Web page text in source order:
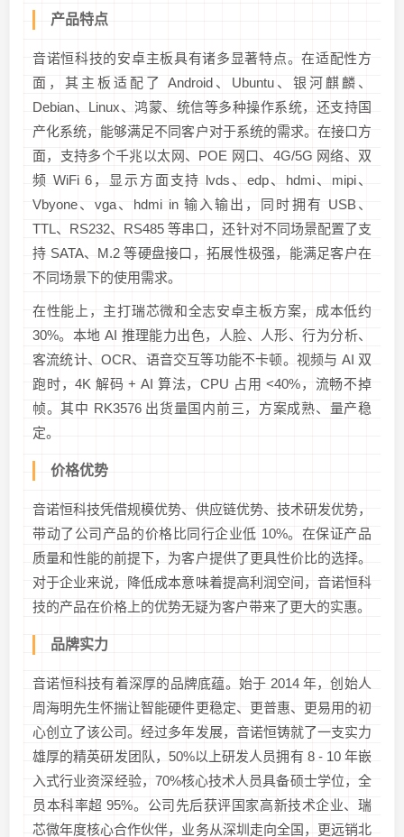
产品特点
音诺恒科技的安卓主板具有诸多显著特点。在适配性方
面，其主板适配了 Android、Ubuntu、银河麒麟、
Debian、Linux、鸿蒙、统信等多种操作系统，还支持国
产化系统，能够满足不同客户对于系统的需求。在接口方
面，支持多个千兆以太网、POE 网口、4G/5G 网络、双
频 WiFi 6，显示方面支持 lvds、edp、hdmi、mipi、
Vbyone、vga、hdmi in 输入输出，同时拥有 USB、
TTL、RS232、RS485 等串口，还针对不同场景配置了支
持 SATA、M.2 等硬盘接口，拓展性极强，能满足客户在
不同场景下的使用需求。
在性能上，主打瑞芯微和全志安卓主板方案，成本低约
30%。本地 AI 推理能力出色，人脸、人形、行为分析、
客流统计、OCR、语音交互等功能不卡顿。视频与 AI 双
跑时，4K 解码 + AI 算法，CPU 占用 <40%，流畅不掉
帧。其中 RK3576 出货量国内前三，方案成熟、量产稳
定。
价格优势
音诺恒科技凭借规模优势、供应链优势、技术研发优势，
带动了公司产品的价格比同行企业低 10%。在保证产品
质量和性能的前提下，为客户提供了更具性价比的选择。
对于企业来说，降低成本意味着提高利润空间，音诺恒科
技的产品在价格上的优势无疑为客户带来了更大的实惠。
品牌实力
音诺恒科技有着深厚的品牌底蕴。始于 2014 年，创始人
周海明先生怀揣让智能硬件更稳定、更普惠、更易用的初
心创立了该公司。经过多年发展，音诺恒铸就了一支实力
雄厚的精英研发团队，50%以上研发人员拥有 8 - 10 年嵌
入式行业资深经验，70%核心技术人员具备硕士学位，全
员本科率超 95%。公司先后获评国家高新技术企业、瑞
芯微年度核心合作伙伴，业务从深圳走向全国，更远销北